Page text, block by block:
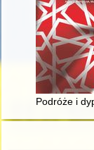
Podróże i